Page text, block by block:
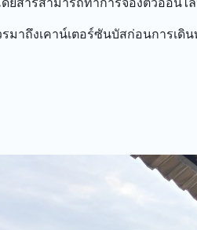
มาถึงเคาน์เตอร์ซันบัสก่อนการเดิ